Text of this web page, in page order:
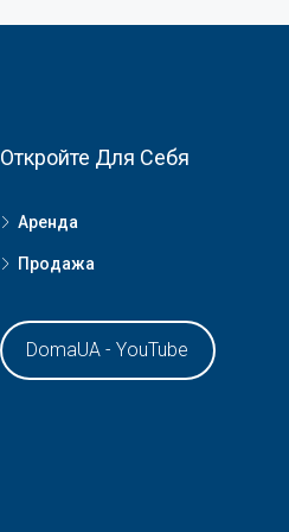
Откройте Для Себя
Аренда
Продажа
DomaUA - YouTube